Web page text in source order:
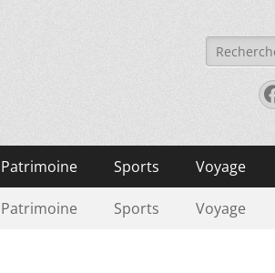
Patrimoine Sports Voyage
Patrimoine Sports Voyage